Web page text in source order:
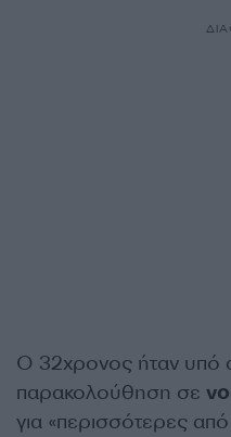
Ο 32χρονος ήταν υπό
παρακολούθηση σε
για «περισσότερες